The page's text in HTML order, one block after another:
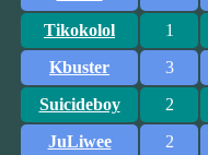
Tikokolol
1
Kbuster
3
Suicideboy
2
JuLiwee
2